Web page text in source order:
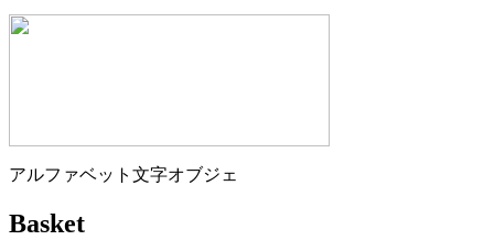
アルファベット文字オブジェ
Basket